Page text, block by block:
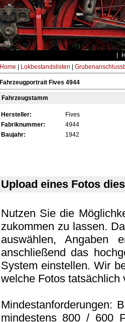
Home Lokbestandslisten
Fahrzeugportrait Fives 4944
Fahrzeugstamm
Hersteller:
Fives
Fabriknummer:
4944
Baujahr:
1942
Upload eines Fotos
Nutzen Sie die
zukommen zu lassen.
auswählen, Angaben
anschließend das
System einstellen. Wir
welche Fotos tatsächlich
Mindestanforderungen:
mindestens 800 / 600